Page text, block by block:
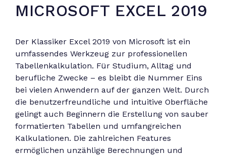
MICROSOFT EXCEL 2019
Der Klassiker Excel 2019 von Microsoft ist ein
umfassendes Werkzeug zur professionellen
Tabellenkalkulation. Für Studium, Alltag und
berufliche Zwecke – es bleibt die Nummer Eins
bei vielen Anwendern auf der ganzen Welt. Durch
die benutzerfreundliche und intuitive Oberfläche
gelingt auch Beginnern die Erstellung von sauber
formatierten Tabellen und umfangreichen
Kalkulationen. Die zahlreichen Features
ermöglichen unzählige Berechnungen und